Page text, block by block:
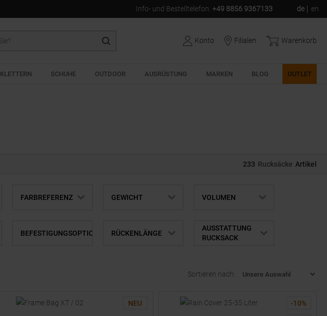
Info- und Bestelltelefon: +49 8856 9367133 de en
Konto Filialen Warenkorb
KLETTERN SCHUHE OUTDOOR AUSRÜSTUNG MARKEN BLOG OUTLET
233 Rucksäcke Artikel
FARBREFERENZ GEWICHT VOLUMEN
BEFESTIGUNGSOPTIONEN RÜCKENLÄNGE
AUSSTATTUNG
RUCKSACK
Sortieren nach:
NEU -10%